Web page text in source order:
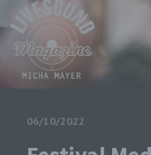
06/10/2022